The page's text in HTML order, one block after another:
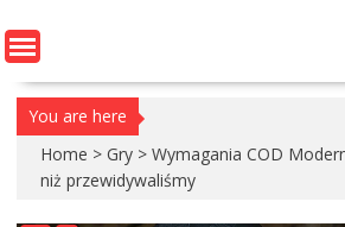
You are here
Home > Gry > Wymagania COD
niż przewidywaliśmy